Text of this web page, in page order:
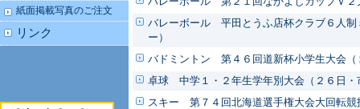
バレーボール 平田とうふ店杯クラブ６人制
ー）
バドミントン 第４６回道新杯小学生大会（
卓球 中学１・２年生学年別大会（２６日・
スキー 第７４回北海道選手権大会大回転競
紙面掲載写真のご注文
リンク